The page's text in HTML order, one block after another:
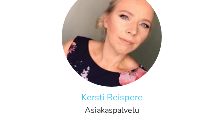
Kersti Reispere
Asiakaspalvelu